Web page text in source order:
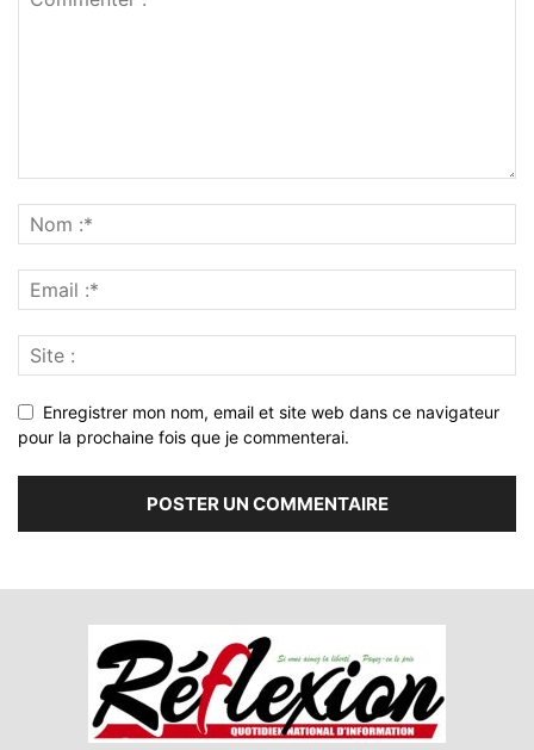
Enregistrer mon nom, email et site web dans ce navigateur
pour la prochaine fois que je commenterai.